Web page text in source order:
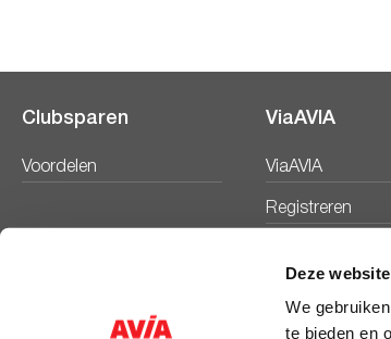
Deze
We
te bieden en
Clubsparen
Voordelen
ViaAVIA
ViaAVIA
Registreren